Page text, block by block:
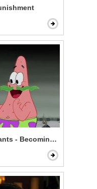
- Becoming Men